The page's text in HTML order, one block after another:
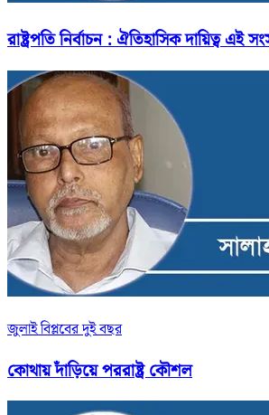
রাষ্ট্রপতি নির্বাচন : ঐতিহাসিক দায়িত্ব এই
জুলাই বিপ্লবের দুই বছর
কোথায় দাঁড়িয়ে পররাষ্ট্র কৌশল